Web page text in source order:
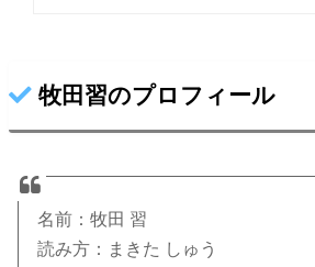
牧田習のプロフィール
名前：牧田 習
読み方：まきた しゅう